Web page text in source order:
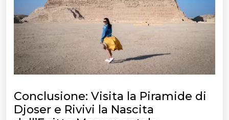
Conclusione: Visita la Piramide di
Djoser e Rivivi la Nascita